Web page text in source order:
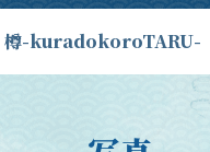
-kuradokoroTARU-